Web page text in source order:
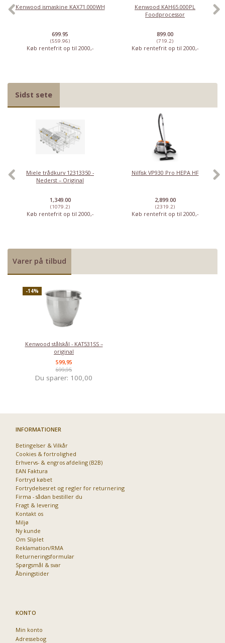
Kenwood ismaskine KAX71.000WH
699.95
(559.96)
Køb rentefrit op til 2000,-
Kenwood KAH65.000PL
Foodprocessor
899.00
(719.2)
Køb rentefrit op til 2000,-
Sidst sete
Miele trådkurv 12313350 -
Nederst – Original
1,349.00
(1079.2)
Køb rentefrit op til 2000,-
Nilfisk VP930 Pro HEPA HF
2,899.00
(2319.2)
Køb rentefrit op til 2000,-
Varer på tilbud
-14%
Kenwood stålskål - KAT531SS –
original
599,95
699,95
Du sparer: 100,00
INFORMATIONER
Betingelser & Vilkår
Cookies & fortrolighed
Erhvervs- & engros afdeling (B2B)
EAN Faktura
Fortryd købet
Fortrydelsesret og regler for returnering
Firma - sådan bestiller du
Fragt & levering
Kontakt os
Miljø
Ny kunde
Om Sliplet
Reklamation/RMA
Returneringsformular
Spørgsmål & svar
Åbningstider
KONTO
Min konto
Adressebog